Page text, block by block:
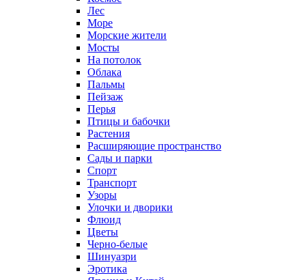
Лес
Море
Морские жители
Мосты
На потолок
Облака
Пальмы
Пейзаж
Перья
Птицы и бабочки
Растения
Расширяющие пространство
Сады и парки
Спорт
Транспорт
Узоры
Улочки и дворики
Флюид
Цветы
Черно-белые
Шинуазри
Эротика